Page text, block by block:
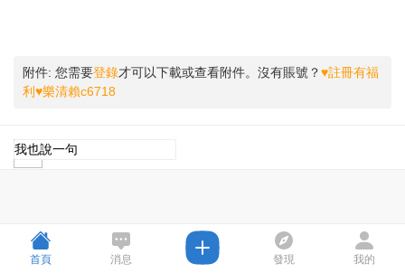
附件: 您需要登錄才可以下載或查看附件。沒有賬號？♥註冊有福
利♥樂清賴c6718
首頁 消息 發現 我的